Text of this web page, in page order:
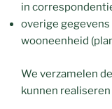
in
overige
wooneenheid
We verzamelen
kunnen